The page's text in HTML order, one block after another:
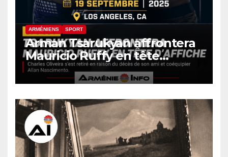
ARMÉNIENS SPORT
Arman Tsarukyan affrontera
Mauricio Ruffy en tête
d’affiche de l’UFC 331